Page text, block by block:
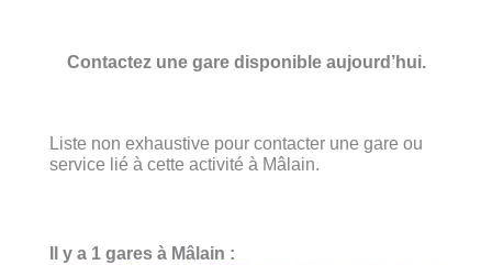
Contactez une gare disponible aujourd’hui.
Liste non exhaustive pour contacter une gare ou
service lié à cette activité à Mâlain.
Il y a 1 gares à Mâlain :